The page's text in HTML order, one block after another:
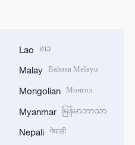
Lao ລາວ
Malay Bahasa Melayu
Mongolian Монгол
Myanmar မြန်မာဘာသာ
Nepali नेपाली